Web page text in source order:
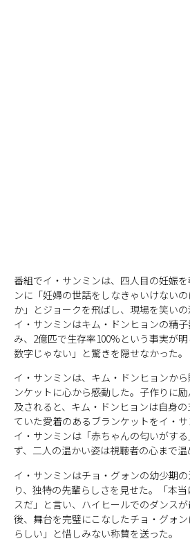
番組でイ・サンミンは、四人目の妊娠
ンに「妊婦の世話をしなきゃいけない
か」とジョークを飛ばし、現場を笑い
イ・サンミンはキム・ドンヒョンの精
み、2億匹で生存率100%という事実が
数字じゃない」と驚きを隠せなかった。
イ・サンミンは、キム・ドンヒョンか
ンケットに心から感動した。子作りに
及されると、キム・ドンヒョンは自身
ていた愛着のあるブランケットをイ・サ
イ・サンミンは「赤ちゃんの匂いがす
ず、二人の温かい姿は視聴者の心まで温
イ・サンミンはチョ・グォンの幼少期
り、独特の先輩らしさを見せた。「本
スだ」と言い、ハイヒールでのダンス
後、舞台を完璧にこなしたチョ・グォ
らしい」と惜しみない称賛を送った。